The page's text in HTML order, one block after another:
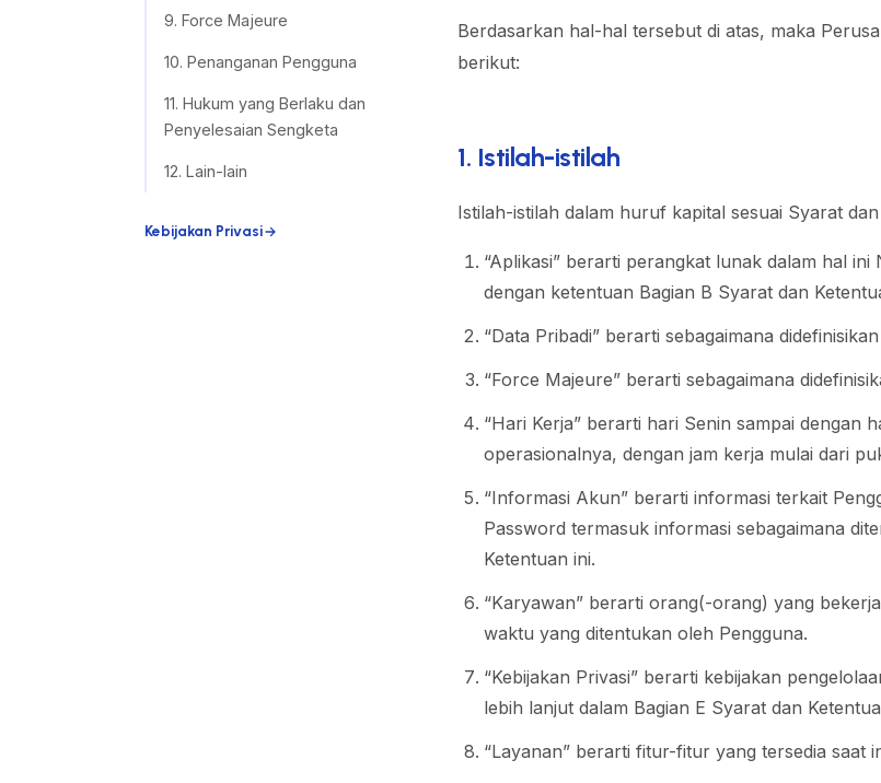
9. Force Majeure
10. Penanganan Pengguna
11. Hukum yang Berlaku dan
Penyelesaian Sengketa
12. Lain-lain
Kebijakan Privasi
Berdasarkan hal-hal tersebut di atas, maka
berikut:
1. Istilah-istilah
Istilah-istilah dalam huruf kapital sesuai Syarat
“Aplikasi” berarti perangkat lunak dalam hal
dengan ketentuan Bagian B Syarat dan
“Data Pribadi” berarti sebagaimana
“Force Majeure” berarti sebagaimana
“Hari Kerja” berarti hari Senin sampai dengan
operasionalnya, dengan jam kerja mulai dari
“Informasi Akun” berarti informasi terkait
Password termasuk informasi sebagaimana
Ketentuan ini.
“Karyawan” berarti orang(-orang) yang
waktu yang ditentukan oleh Pengguna.
“Kebijakan Privasi” berarti kebijakan
lebih lanjut dalam Bagian E Syarat dan
“Layanan” berarti fitur-fitur yang tersedia saat